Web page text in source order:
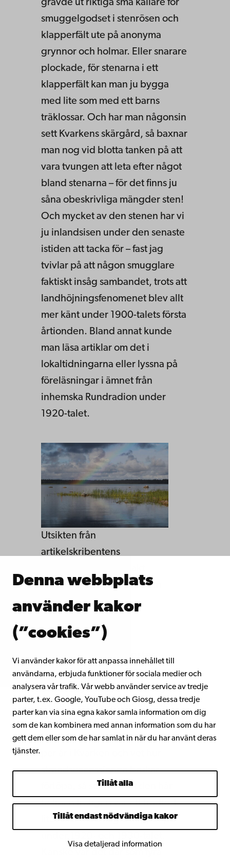
Denna webbplats
använder kakor
(”cookies”)
Vi använder kakor för att anpassa innehållet till
användarna, erbjuda funktioner för sociala medier och
analysera vår trafik. Vår webb använder service av tredje
parter, t.ex. Google, YouTube och Giosg, dessa tredje
parter kan via sina egna kakor samla information om dig
som de kan kombinera med annan information som du har
gett dem eller som de har samlat in när du har använt deras
tjänster.
Tillåt alla
Tillåt endast nödvändiga kakor
Visa detaljerad information
grävde ut riktiga små källare för
smuggelgodset i stenrösen och
klapperfält ute på anonyma
grynnor och holmar. Eller snarare
plockade, för stenarna i ett
klapperfält kan man ju bygga
med lite som med ett barns
träklossar. Och har man någonsin
sett Kvarkens skärgård, så baxnar
man nog vid blotta tanken på att
vara tvungen att leta efter något
bland stenarna – för det finns ju
såna obeskrivliga mängder sten!
Och mycket av den stenen har vi
ju inlandsisen under den senaste
istiden att tacka för – fast jag
tvivlar på att någon smugglare
faktiskt insåg sambandet, trots att
landhöjningsfenomenet blev allt
mer känt under 1900-talets första
årtionden. Bland annat kunde
man läsa artiklar om det i
lokaltidningarna eller lyssna på
föreläsningar i ämnet från
inhemska Rundradion under
1920-talet.
Utsikten från
artikelskribentens
fram. Foto: Liselott Nyström
Forsén
Utanför mitt köksfönster
stämmer den namnlösa holmen
fullkomligt in på beskrivningen
av ett idealiskt spritgömställe.
Om man räknar med
landhöjningen på 9 millimeter
strandsuccessionen brukar
förlöpa, så ser man att den här
holmen troligen var ett trädlöst
litet skär med några klippor på